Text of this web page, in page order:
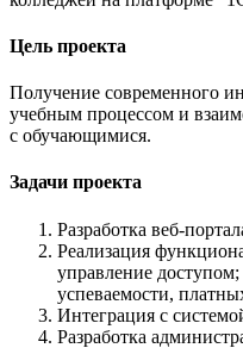
Цель проекта
Получение современного
учебным процессом и
с обучающимися.
Задачи проекта
Разработка веб-
Реализация
управление
успеваемости,
Интеграция с
Разработка